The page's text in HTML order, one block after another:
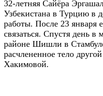
32-летняя Сайёра
Узбекистана в Турцию в
работы. После 23 января
связаться. Спустя день в
районе Шишли в
расчлененное тело
Хакимовой.